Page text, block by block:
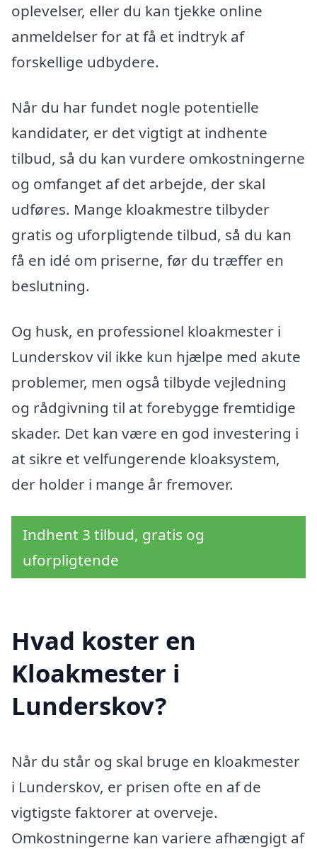
oplevelser, eller du kan tjekke online
anmeldelser for at få et indtryk af
forskellige udbydere.
Når du har fundet nogle potentielle
kandidater, er det vigtigt at indhente
tilbud, så du kan vurdere omkostningerne
og omfanget af det arbejde, der skal
udføres. Mange kloakmestre tilbyder
gratis og uforpligtende tilbud, så du kan
få en idé om priserne, før du træffer en
beslutning.
Og husk, en professionel kloakmester i
Lunderskov vil ikke kun hjælpe med akute
problemer, men også tilbyde vejledning
og rådgivning til at forebygge fremtidige
skader. Det kan være en god investering i
at sikre et velfungerende kloaksystem,
der holder i mange år fremover.
Indhent 3 tilbud, gratis og
uforpligtende
Hvad koster en
Kloakmester i
Lunderskov?
Når du står og skal bruge en kloakmester
i Lunderskov, er prisen ofte en af de
vigtigste faktorer at overveje.
Omkostningerne kan variere afhængigt af